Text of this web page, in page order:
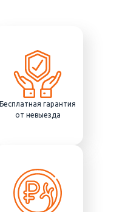
Бесплатная гарантия
от невыезда